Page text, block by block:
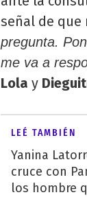
señal de que
pregunta.
me va a
Lola y
LEÉ TAMBIÉN
Yanina
cruce con
los hombre